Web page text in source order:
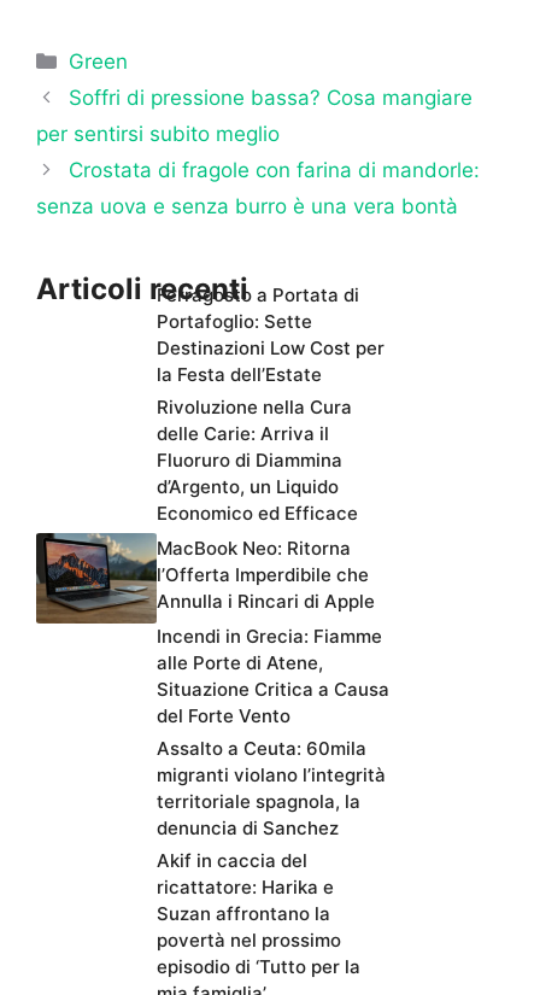
Categorie
Green
Soffri di pressione bassa? Cosa mangiare
per sentirsi subito meglio
Crostata di fragole con farina di mandorle:
senza uova e senza burro è una vera bontà
Articoli recentiFerragosto a Portata di
Portafoglio: Sette
Destinazioni Low Cost per
la Festa dell’Estate
Rivoluzione nella Cura
delle Carie: Arriva il
Fluoruro di Diammina
d’Argento, un Liquido
Economico ed Efficace
MacBook Neo: Ritorna
l’Offerta Imperdibile che
Annulla i Rincari di Apple
Incendi in Grecia: Fiamme
alle Porte di Atene,
Situazione Critica a Causa
del Forte Vento
Assalto a Ceuta: 60mila
migranti violano l’integrità
territoriale spagnola, la
denuncia di Sanchez
Akif in caccia del
ricattatore: Harika e
Suzan affrontano la
povertà nel prossimo
episodio di ‘Tutto per la